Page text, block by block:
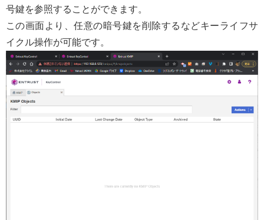
号鍵を参照することができます。
この画面より、任意の暗号鍵を削除するなどキーライフサ
イクル操作が可能です。